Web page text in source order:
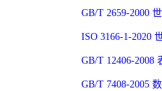
GB/T 2659-2000
ISO 3166-1-2020
GB/T 12406-2008
GB/T 7408-2005